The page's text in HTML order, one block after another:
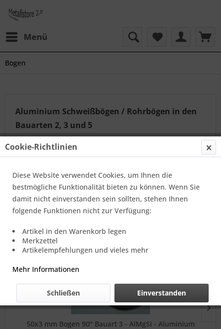
Menü
Bogen
Aluminium Schweißbögen / Rohrbögen in den
Bauarten 2, 3 und 5
Aluminium Schweissbogen, Rohrbogen,
Aluminiumbogen, sind geeignet für den Tankwagenbau,
Wir bieten Schweißbögen mit 45°, 90°, 135° und 180°...
mehr erfahren »
Topseller
50x3 mm Bogen 90° Bauart 3 - AlMgSi - Aluminium
Cookie-Richtlinien
Diese Website verwendet Cookies, um Ihnen die
bestmögliche Funktionalität bieten zu können. Wenn Sie
damit nicht einverstanden sein sollten, stehen Ihnen
folgende Funktionen nicht zur Verfügung:
Artikel in den Warenkorb legen
Merkzettel
Artikelempfehlungen und vieles mehr
Mehr Informationen
Einverstanden
Schließen